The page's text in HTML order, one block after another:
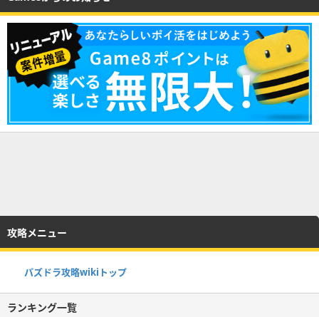
攻略メニュー
パズドラ攻略wikiトップ
ランキング一覧